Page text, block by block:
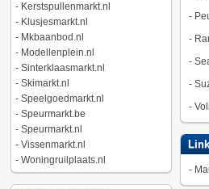
- Kerstspullenmarkt.nl
- Klusjesmarkt.nl
- Mkbaanbod.nl
- Modellenplein.nl
- Sinterklaasmarkt.nl
- Skimarkt.nl
- Speelgoedmarkt.nl
- Speurmarkt.be
- Speurmarkt.nl
- Vissenmarkt.nl
- Woningruilplaats.nl
-
-
-
-
-
-